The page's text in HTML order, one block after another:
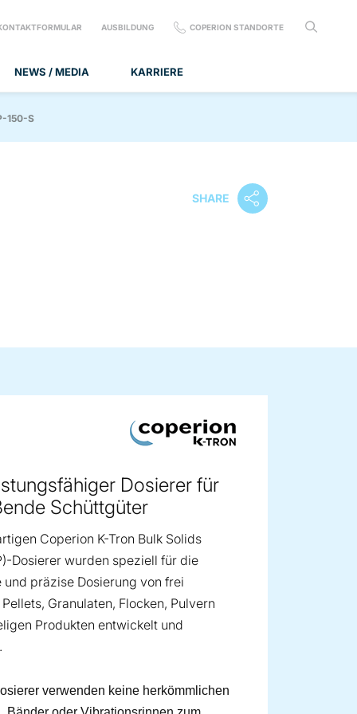
NEWS / MEDIA KARRIERE
AUSBILDUNG COPERION STANDORTE
150-S
SHARE
Dosierer für
Schüttgüter
Coperion K-Tron Bulk Solids
Dosierer wurden speziell für die
und präzise Dosierung von frei
Granulaten, Flocken, Pulvern
Produkten entwickelt und
verwenden keine herkömmlichen